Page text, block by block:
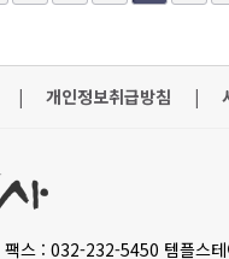
| 개인정보취급방침 |
팩스 : 032-232-5450 템플스